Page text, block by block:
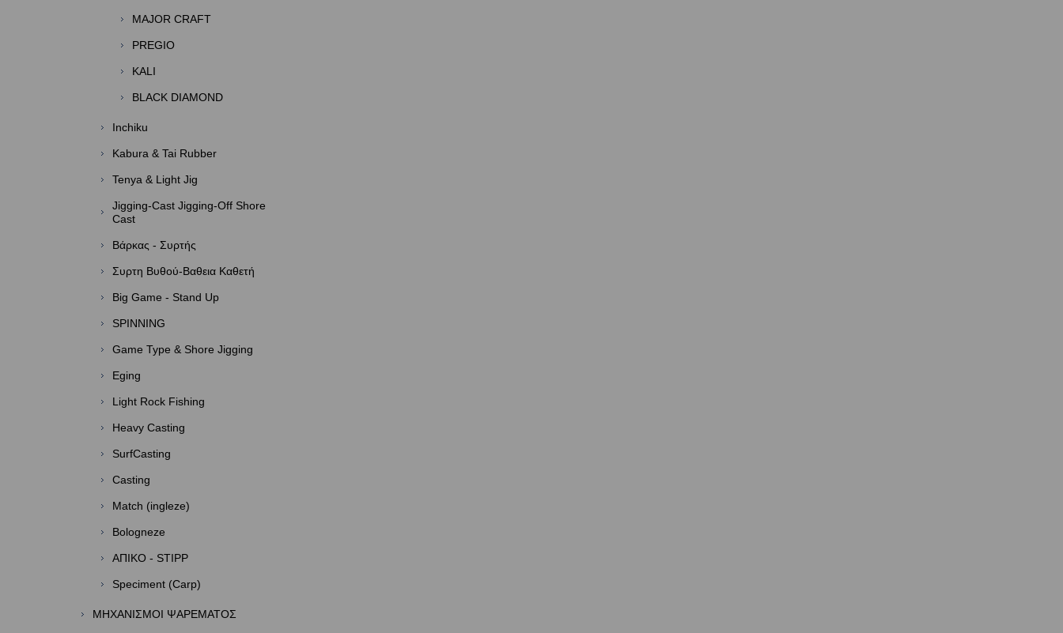
MAJOR CRAFT
PREGIO
KALI
BLACK DIAMOND
Inchiku
Kabura & Tai Rubber
Tenya & Light Jig
Jigging-Cast Jigging-Off Shore
Cast
Βάρκας - Συρτής
Συρτη Βυθού-Βαθεια Καθετή
Big Game - Stand Up
SPINNING
Game Type & Shore Jigging
Eging
Light Rock Fishing
Heavy Casting
SurfCasting
Casting
Match (ingleze)
Bologneze
ΑΠΙΚΟ - STIPP
Speciment (Carp)
ΜΗΧΑΝΙΣΜΟΙ ΨΑΡΕΜΑΤΟΣ